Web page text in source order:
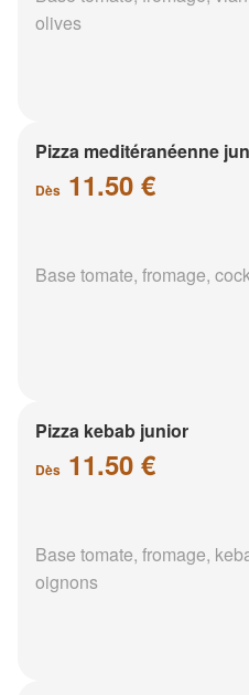
olives
Pizza meditéranéenne
Dès 11.50 €
Base tomate, fromage,
Pizza kebab junior
Dès 11.50 €
Base tomate, fromage,
oignons